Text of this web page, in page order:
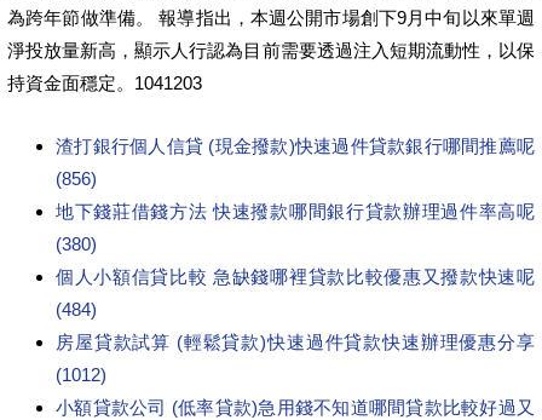
為跨年節做準備。 報導指出，本週公開市場創下9月中旬以來單週
淨投放量新高，顯示人行認為目前需要透過注入短期流動性，以保
持資金面穩定。1041203
渣打銀行個人信貸 (現金撥款)快速過件貸款銀行哪間推薦呢
(856)
地下錢莊借錢方法 快速撥款哪間銀行貸款辦理過件率高呢
(380)
個人小額信貸比較 急缺錢哪裡貸款比較優惠又撥款快速呢
(484)
房屋貸款試算 (輕鬆貸款)快速過件貸款快速辦理優惠分享
(1012)
小額貸款公司 (低率貸款)急用錢不知道哪間貸款比較好過又